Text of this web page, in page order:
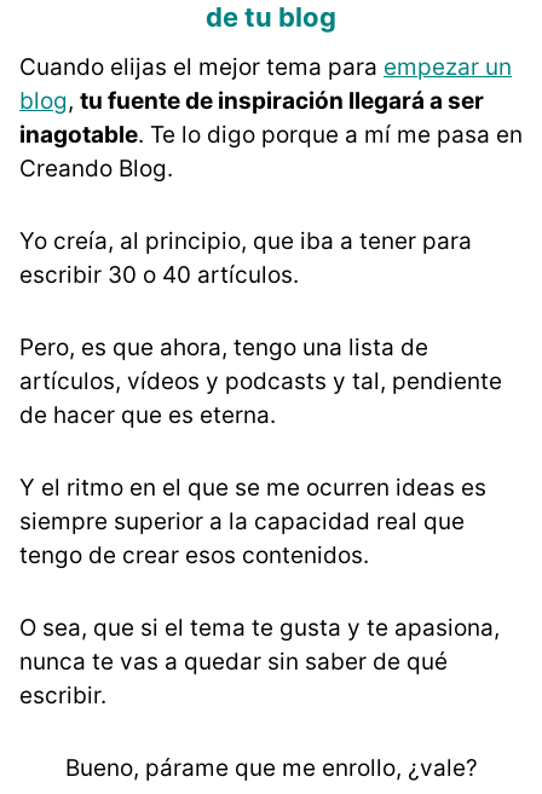
de tu blog
Cuando elijas el mejor tema para empezar un
blog, tu fuente de inspiración llegará a ser
inagotable. Te lo digo porque a mí me pasa en
Creando Blog.
Yo creía, al principio, que iba a tener para
escribir 30 o 40 artículos.
Pero, es que ahora, tengo una lista de
artículos, vídeos y podcasts y tal, pendiente
de hacer que es eterna.
Y el ritmo en el que se me ocurren ideas es
siempre superior a la capacidad real que
tengo de crear esos contenidos.
O sea, que si el tema te gusta y te apasiona,
nunca te vas a quedar sin saber de qué
escribir.
Bueno, párame que me enrollo, ¿vale?